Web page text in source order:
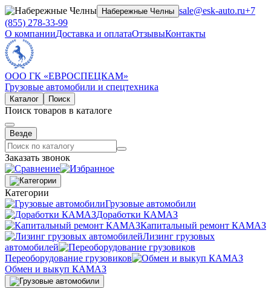
Набережные Челны sale@esk-auto.ru+7
(855) 278-33-99
О компанииДоставка и оплатаОтзывыКонтакты
ООО ГК «ЕВРОСПЕЦКАМ»
Грузовые автомобили и спецтехника
Каталог Поиск
Поиск товаров в каталоге
Везде
Заказать звонок
Категории
Грузовые автомобили
Доработки КАМАЗ
Капитальный ремонт КАМАЗ
Лизинг грузовых
автомобилей
Переоборудование грузовиков
Обмен и выкуп КАМАЗ